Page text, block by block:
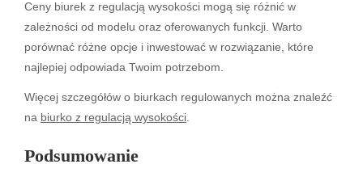
Ceny biurek z regulacją wysokości mogą się różnić w
zależności od modelu oraz oferowanych funkcji. Warto
porównać różne opcje i inwestować w rozwiązanie, które
najlepiej odpowiada Twoim potrzebom.
Więcej szczegółów o biurkach regulowanych można znaleźć
na biurko z regulacją wysokości
Podsumowanie